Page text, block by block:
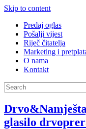
Skip to content
Predaj oglas
Pošalji vijest
Riječ čitatelja
Marketing i
O nama
Kontakt
glasilo